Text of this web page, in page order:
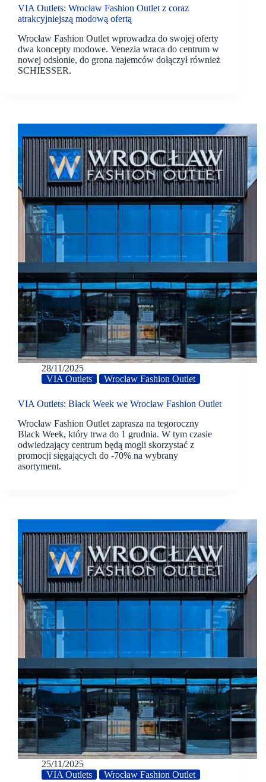
VIA Outlets: Wrocław Fashion Outlet z coraz
atrakcyjniejszą modową ofertą
Wrocław Fashion Outlet wprowadza do swojej oferty
dwa koncepty modowe. Venezia wraca do centrum w
nowej odsłonie, do grona najemców dołączył również
SCHIESSER.
28/11/2025
VIA Outlets
Wrocław Fashion Outlet
VIA Outlets: Black Week we Wrocław Fashion Outlet
Wrocław Fashion Outlet zaprasza na tegoroczny
Black Week, który trwa do 1 grudnia. W tym czasie
odwiedzający centrum będą mogli skorzystać z
promocji sięgających do -70% na wybrany
asortyment.
25/11/2025
VIA Outlets
Wrocław Fashion Outlet